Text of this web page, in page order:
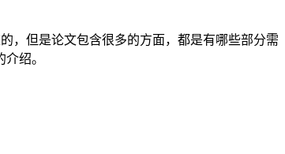
，但是论文包含很多的方面，都是有哪些部分需
绍。